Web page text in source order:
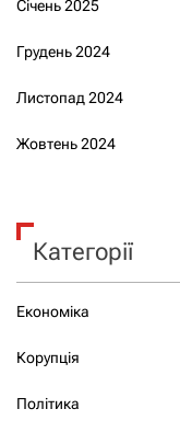
Січень 2025
Грудень 2024
Листопад 2024
Жовтень 2024
Категорії
Економіка
Корупція
Політика